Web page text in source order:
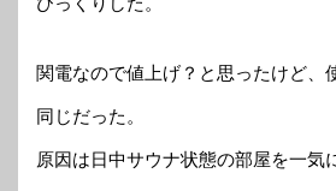
関電なので値上げ？と思ったけど、
同じだった。
原因は日中サウナ状態の部屋を一気